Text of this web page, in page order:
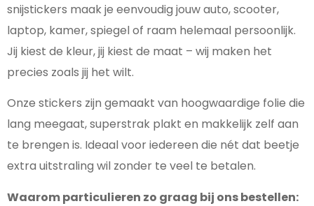
snijstickers maak je eenvoudig jouw auto, scooter,
laptop, kamer, spiegel of raam helemaal persoonlijk.
Jij kiest de kleur, jij kiest de maat – wij maken het
precies zoals jij het wilt.
Onze stickers zijn gemaakt van hoogwaardige folie die
lang meegaat, superstrak plakt en makkelijk zelf aan
te brengen is. Ideaal voor iedereen die nét dat beetje
extra uitstraling wil zonder te veel te betalen.
Waarom particulieren zo graag bij ons bestellen: